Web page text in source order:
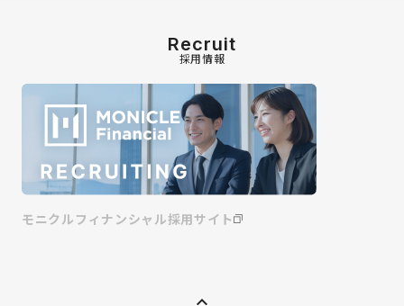
Recruit
採用情報
モニクルフィナンシャル採用サイト